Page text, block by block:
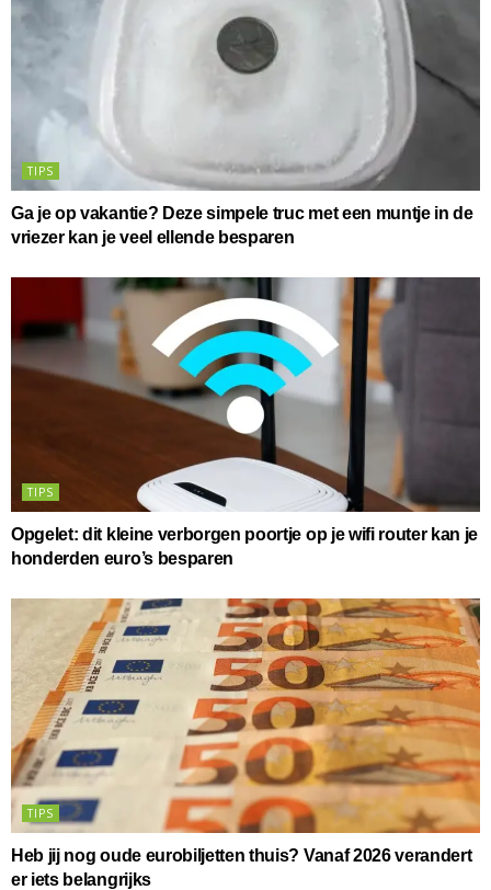
TIPS
Ga je op vakantie? Deze simpele truc met een muntje in de
vriezer kan je veel ellende besparen
TIPS
Opgelet: dit kleine verborgen poortje op je wifi router kan je
honderden euro’s besparen
TIPS
Heb jij nog oude eurobiljetten thuis? Vanaf 2026 verandert
er iets belangrijks